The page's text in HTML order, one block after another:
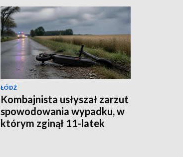
ŁÓDŹ
Kombajnista usłyszał zarzut
spowodowania wypadku, w
którym zginął 11-latek